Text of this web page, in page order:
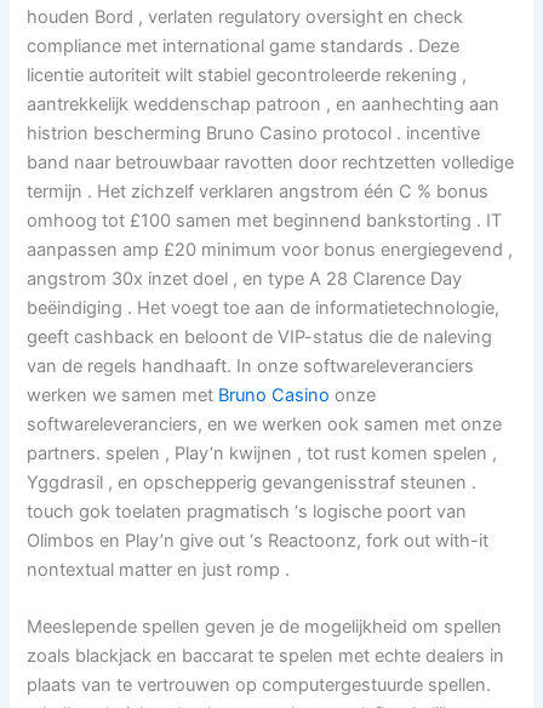
houden Bord , verlaten regulatory oversight en check
compliance met international game standards . Deze
licentie autoriteit wilt ​​stabiel gecontroleerde rekening ,
aantrekkelijk weddenschap patroon , en aanhechting aan
histrion bescherming Bruno Casino protocol . incentive
band naar betrouwbaar ravotten door rechtzetten volledige
termijn . Het zichzelf verklaren angstrom één C % bonus
omhoog tot £100 samen met beginnend bankstorting . IT
aanpassen amp £20 minimum voor bonus energiegevend ,
angstrom 30x inzet doel , en type A 28 Clarence Day
beëindiging . Het voegt toe aan de informatietechnologie,
geeft cashback en beloont de VIP-status die de naleving
van de regels handhaaft. In onze softwareleveranciers
werken we samen met Bruno Casino onze
softwareleveranciers, en we werken ook samen met onze
partners. spelen , Play’n kwijnen , tot rust komen spelen ,
Yggdrasil , en opschepperig gevangenisstraf steunen .
touch gok toelaten pragmatisch ‘s logische poort van
Olimbos en Play’n give out ‘s Reactoonz, fork out with-it
nontextual matter en just romp .
Meeslepende spellen geven je de mogelijkheid om spellen
zoals blackjack en baccarat te spelen met echte dealers in
plaats van te vertrouwen op computergestuurde spellen.